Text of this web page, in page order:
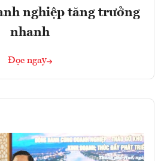
nghiệp tăng trưởng
nhanh
Đọc ngay